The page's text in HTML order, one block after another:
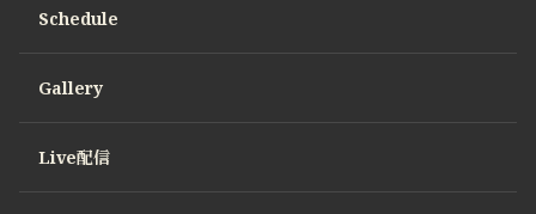
Schedule
Gallery
Live配信